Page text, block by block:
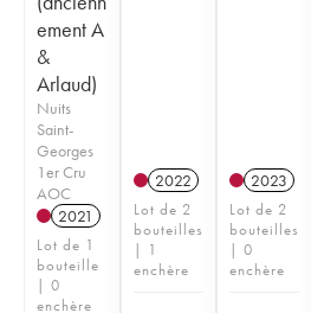
ement A
&
Arlaud)
Nuits
Saint-
Georges
1er Cru
AOC
2021
Lot de 1
bouteille
| 0
enchère
2022
Lot de 2
bouteilles
| 1
enchère
2023
Lot de 2
bouteilles
| 0
enchère